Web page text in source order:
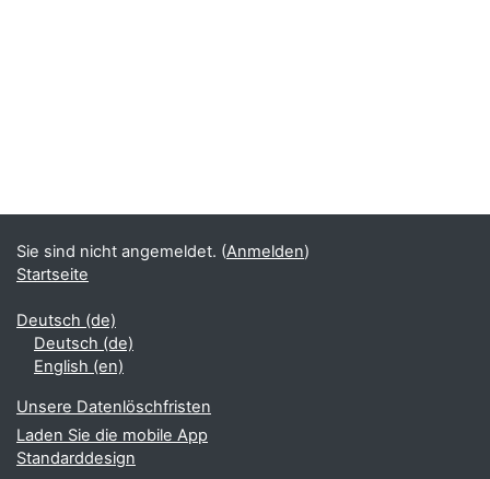
Sie sind nicht angemeldet. (Anmelden)
Startseite
Deutsch ‎(de)‎
Deutsch ‎(de)‎
English ‎(en)‎
Unsere Datenlöschfristen
Laden Sie die mobile App
Standarddesign